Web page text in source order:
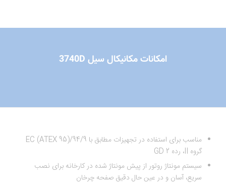
امکانات مکانیکال سیل 3740D
مناسب برای استفاده در تجهیزات مطابق با 94/9/EC (ATEX 95)
گروه II، رده 2 GD
سیستم مونتاژ روتور از پیش مونتاژ شده در کارخانه برای نصب
سریع، آسان و در عین حال دقیق صفحه چرخان